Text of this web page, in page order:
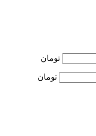
تومان
تومان